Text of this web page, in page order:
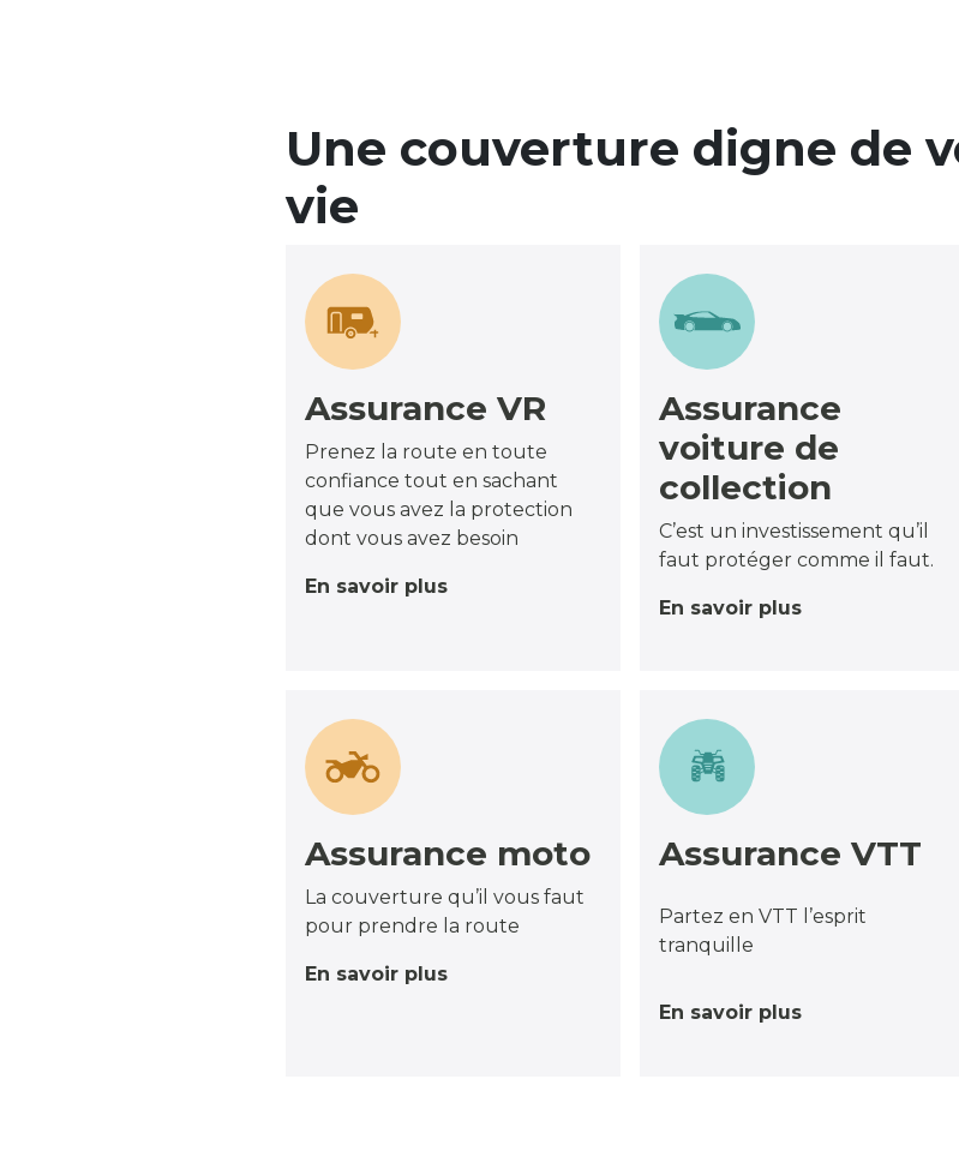
Une couverture digne de
vie
Assurance VR
Prenez la route en toute
confiance tout en sachant
que vous avez la protection
dont vous avez besoin
En savoir plus
Assurance
voiture de
collection
C’est un investissement qu’il
faut protéger comme il faut.
En savoir plus
Assurance moto
La couverture qu’il vous faut
pour prendre la route
En savoir plus
Assurance VTT
Partez en VTT l’esprit
tranquille
En savoir plus